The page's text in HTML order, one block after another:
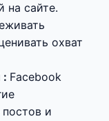
на сайте.
охват
: Facebook
и